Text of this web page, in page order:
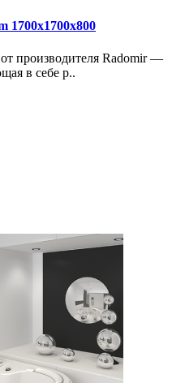
1700х1700х800
производителя Radomir —
в себе р..